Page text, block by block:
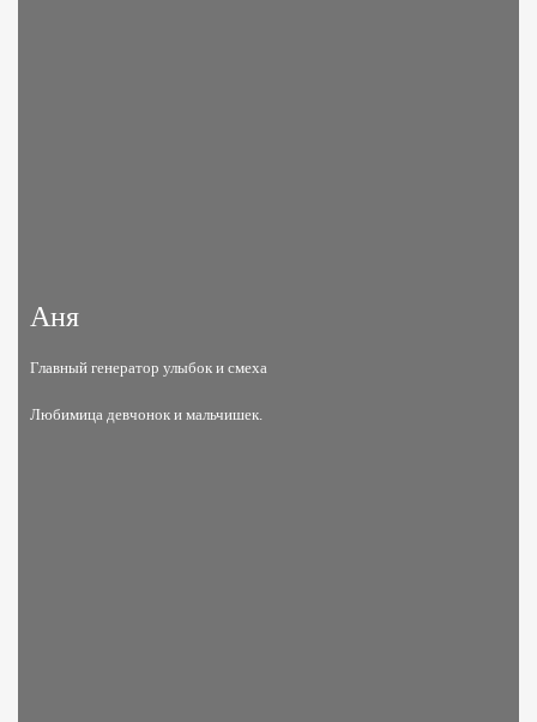
Аня
Главный генератор улыбок и смеха
Любимица девчонок и мальчишек.